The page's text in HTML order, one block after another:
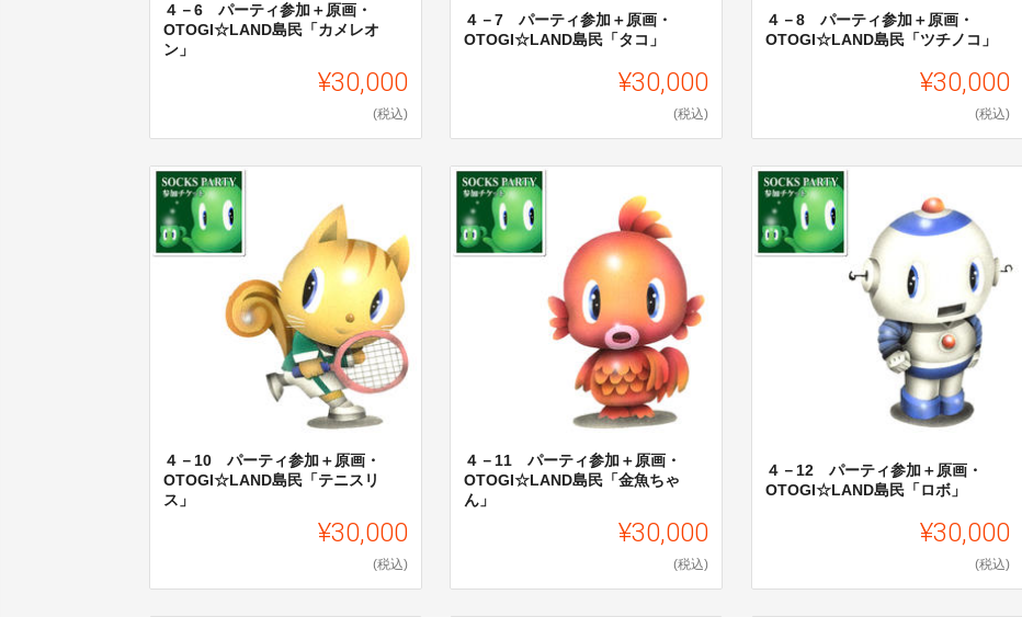
４－6 パーティ参加＋原画・
OTOGI☆LAND島民「カメレオ
ン」
¥30,000
(税込)
４－7 パーティ参加＋原画・
OTOGI☆LAND島民「タコ」
¥30,000
(税込)
４－8 パーティ参加＋原画・
OTOGI☆LAND島民「ツチノコ」
¥30,000
(税込)
４－10 パーティ参加＋原画・
OTOGI☆LAND島民「テニスリ
ス」
¥30,000
(税込)
４－11 パーティ参加＋原画・
OTOGI☆LAND島民「金魚ちゃ
ん」
¥30,000
(税込)
４－12 パーティ参加＋原画・
OTOGI☆LAND島民「ロボ」
¥30,000
(税込)